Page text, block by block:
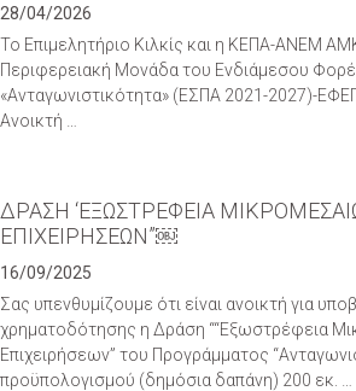
28/04/2026
Το Επιμελητήριο Κιλκίς και η ΚΕΠΑ-ΑΝΕΜ
Περιφερειακή Μονάδα του Ενδιάμεσου
«Ανταγωνιστικότητα» (ΕΣΠΑ 2021-2027)-
Ανοικτή …
ΔΡΑΣΗ ‘ΕΞΩΣΤΡΕΦΕΙΑ
ΕΠΙΧΕΙΡΗΣΕΩΝ”￼
16/09/2025
Σας υπενθυμίζουμε ότι είναι ανοικτή για
χρηματοδότησης η Δράση ““Εξωστρέφεια
Επιχειρήσεων” του Προγράμματος
προϋπολογισμού (δημόσια δαπάνη) 200 εκ. …